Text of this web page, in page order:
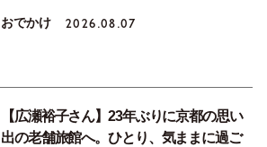
おでかけ 2026.08.07
【広瀬裕子さん】23年ぶりに京都の思い
出の老舗旅館へ。ひとり、気ままに過ご